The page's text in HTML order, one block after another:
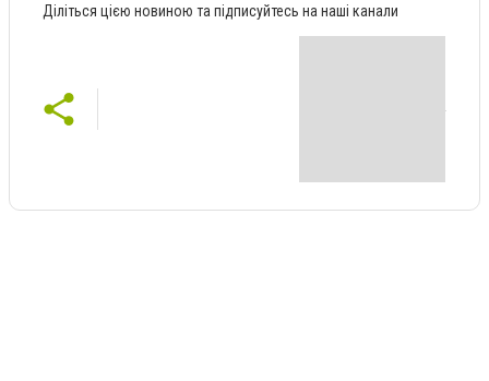
Діліться цією новиною та підписуйтесь на наші канали